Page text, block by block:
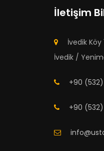
İletişim
İvedik Köy
İvedik /
+90
+90